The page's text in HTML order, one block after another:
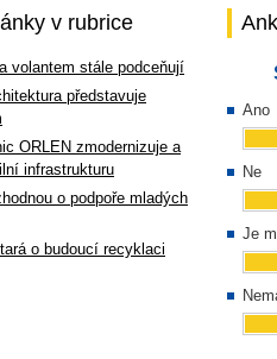
v rubrice
volantem stále podceňují
představuje
ORLEN zmodernizuje a
infrastrukturu
o podpoře mladých
o budoucí recyklaci
Ano
Ne
Je